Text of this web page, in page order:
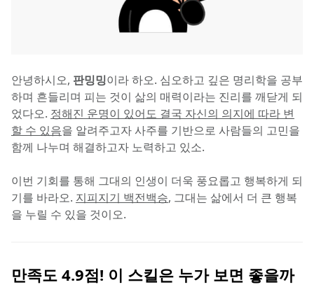
안녕하시오, 판밍밍이라 하오. 심오하고 깊은 명리학을 공부
하며 흔들리며 피는 것이 삶의 매력이라는 진리를 깨닫게 되
었다오. 정해진 운명이 있어도 결국 자신의 의지에 따라 변
할 수 있음을 알려주고자 사주를 기반으로 사람들의 고민을
함께 나누며 해결하고자 노력하고 있소.
이번 기회를 통해 그대의 인생이 더욱 풍요롭고 행복하게 되
기를 바라오. 지피지기 백전백승, 그대는 삶에서 더 큰 행복
을 누릴 수 있을 것이오.
만족도 4.9점! 이 스킬은 누가 보면 좋을까